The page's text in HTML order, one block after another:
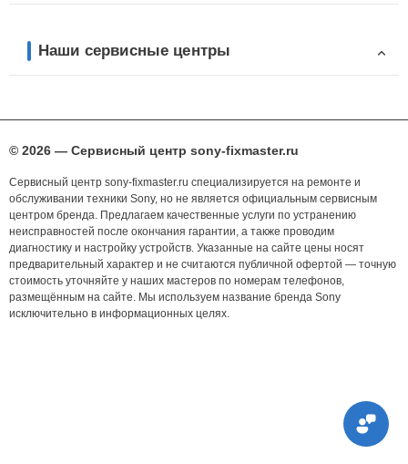
Наши сервисные центры
© 2026 — Сервисный центр sony-fixmaster.ru
Сервисный центр sony-fixmaster.ru специализируется на ремонте и
обслуживании техники Sony, но не является официальным сервисным
центром бренда. Предлагаем качественные услуги по устранению
неисправностей после окончания гарантии, а также проводим
диагностику и настройку устройств. Указанные на сайте цены носят
предварительный характер и не считаются публичной офертой — точную
стоимость уточняйте у наших мастеров по номерам телефонов,
размещённым на сайте. Мы используем название бренда Sony
исключительно в информационных целях.